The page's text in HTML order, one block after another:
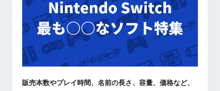
販売本数やプレイ時間、名前の長さ、容量、価格など、